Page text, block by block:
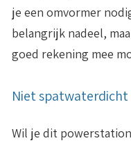
je een omvormer
belangrijk nadeel,
goed rekening mee
Niet spatwaterdicht
Wil je dit